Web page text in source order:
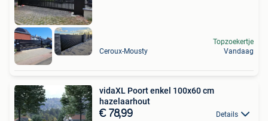
Ceroux-Mousty
Topzoekertje
Vandaag
vidaXL Poort enkel 100x60 cm
hazelaarhout
€ 78,99 Details